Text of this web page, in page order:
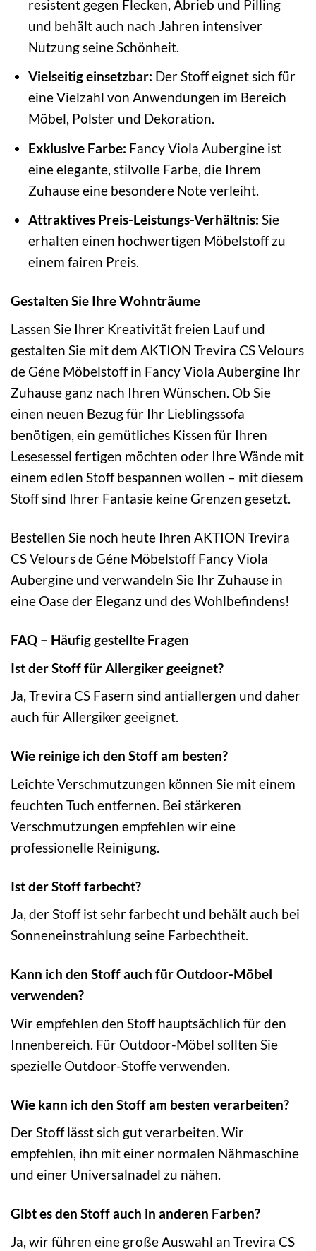
resistent gegen Flecken, Abrieb und Pilling
und behält auch nach Jahren intensiver
Nutzung seine Schönheit.
Vielseitig einsetzbar: Der Stoff eignet sich für
eine Vielzahl von Anwendungen im Bereich
Möbel, Polster und Dekoration.
Exklusive Farbe: Fancy Viola Aubergine ist
eine elegante, stilvolle Farbe, die Ihrem
Zuhause eine besondere Note verleiht.
Attraktives Preis-Leistungs-Verhältnis: Sie
erhalten einen hochwertigen Möbelstoff zu
einem fairen Preis.
Gestalten Sie Ihre Wohnträume
Lassen Sie Ihrer Kreativität freien Lauf und
gestalten Sie mit dem AKTION Trevira CS Velours
de Géne Möbelstoff in Fancy Viola Aubergine Ihr
Zuhause ganz nach Ihren Wünschen. Ob Sie
einen neuen Bezug für Ihr Lieblingssofa
benötigen, ein gemütliches Kissen für Ihren
Lesesessel fertigen möchten oder Ihre Wände mit
einem edlen Stoff bespannen wollen – mit diesem
Stoff sind Ihrer Fantasie keine Grenzen gesetzt.
Bestellen Sie noch heute Ihren AKTION Trevira
CS Velours de Géne Möbelstoff Fancy Viola
Aubergine und verwandeln Sie Ihr Zuhause in
eine Oase der Eleganz und des Wohlbefindens!
FAQ – Häufig gestellte Fragen
Ist der Stoff für Allergiker geeignet?
Ja, Trevira CS Fasern sind antiallergen und daher
auch für Allergiker geeignet.
Wie reinige ich den Stoff am besten?
Leichte Verschmutzungen können Sie mit einem
feuchten Tuch entfernen. Bei stärkeren
Verschmutzungen empfehlen wir eine
professionelle Reinigung.
Ist der Stoff farbecht?
Ja, der Stoff ist sehr farbecht und behält auch bei
Sonneneinstrahlung seine Farbechtheit.
Kann ich den Stoff auch für Outdoor-Möbel
verwenden?
Wir empfehlen den Stoff hauptsächlich für den
Innenbereich. Für Outdoor-Möbel sollten Sie
spezielle Outdoor-Stoffe verwenden.
Wie kann ich den Stoff am besten verarbeiten?
Der Stoff lässt sich gut verarbeiten. Wir
empfehlen, ihn mit einer normalen Nähmaschine
und einer Universalnadel zu nähen.
Gibt es den Stoff auch in anderen Farben?
Ja, wir führen eine große Auswahl an Trevira CS